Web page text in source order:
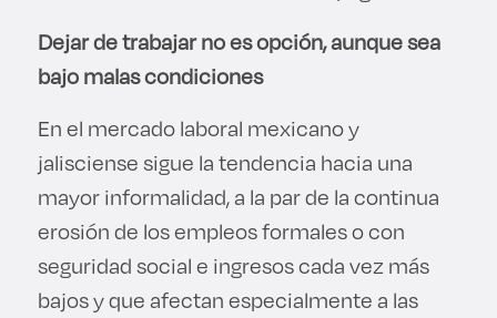
Dejar de trabajar no es opción, aunque sea
bajo malas condiciones
En el mercado laboral mexicano y
jalisciense sigue la tendencia hacia una
mayor informalidad, a la par de la continua
erosión de los empleos formales o con
seguridad social e ingresos cada vez más
bajos y que afectan especialmente a las